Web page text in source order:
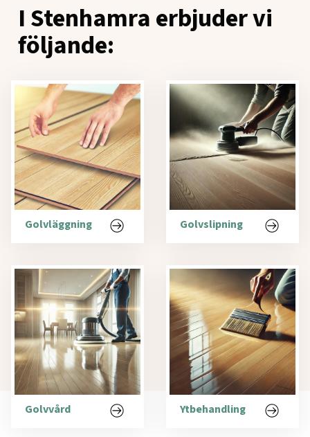
I Stenhamra erbjuder vi
följande:
Golvläggning Golvslipning
Golvvård Ytbehandling